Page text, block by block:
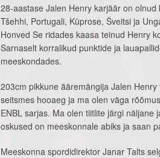
28-aastase Jalen Henry karjäär on
Tšehhi, Portugali, Küprose, Šveitsi ja
Honved Se ridades kaasa teinud Henry
Sarnaselt korralikud punktide ja
meeskondades.
203cm pikkune ääremängija Jalen
seitsmes hooaeg ja ma olen väga
ENBL sarjas. Ma olen tiitlite järgi
oskused on meeskonnale abiks ja saan
Meeskonna spordidirektor Janar Talts